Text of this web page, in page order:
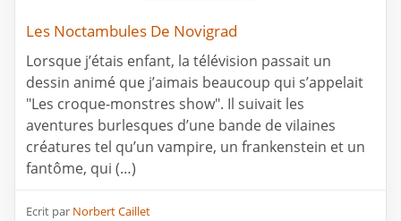
Les Noctambules De Novigrad
Lorsque j’étais enfant, la télévision passait un
dessin animé que j’aimais beaucoup qui s’appelait
"Les croque-monstres show". Il suivait les
aventures burlesques d’une bande de vilaines
créatures tel qu’un vampire, un frankenstein et un
fantôme, qui (…)
Ecrit par Norbert Caillet